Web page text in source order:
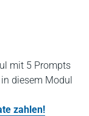
mit 5 Prompts
diesem Modul
zahlen!